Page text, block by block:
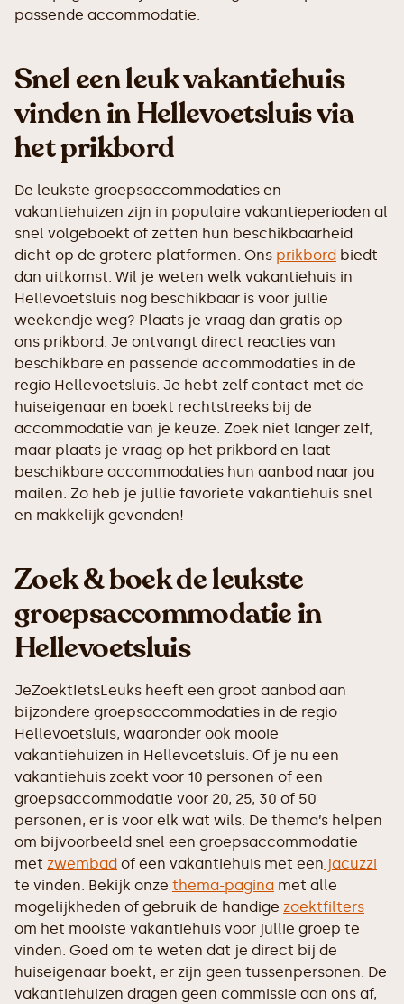
passende accommodatie.
Snel een leuk vakantiehuis
vinden in Hellevoetsluis via
het prikbord
De leukste groepsaccommodaties en
vakantiehuizen zijn in populaire vakantieperioden al
snel volgeboekt of zetten hun beschikbaarheid
dicht op de grotere platformen. Ons prikbord biedt
dan uitkomst. Wil je weten welk vakantiehuis in
Hellevoetsluis nog beschikbaar is voor jullie
weekendje weg? Plaats je vraag dan gratis op
ons prikbord. Je ontvangt direct reacties van
beschikbare en passende accommodaties in de
regio Hellevoetsluis. Je hebt zelf contact met de
huiseigenaar en boekt rechtstreeks bij de
accommodatie van je keuze. Zoek niet langer zelf,
maar plaats je vraag op het prikbord en laat
beschikbare accommodaties hun aanbod naar jou
mailen. Zo heb je jullie favoriete vakantiehuis snel
en makkelijk gevonden!
Zoek & boek de leukste
groepsaccommodatie in
Hellevoetsluis
JeZoektIetsLeuks heeft een groot aanbod aan
bijzondere groepsaccommodaties in de regio
Hellevoetsluis, waaronder ook mooie
vakantiehuizen in Hellevoetsluis. Of je nu een
vakantiehuis zoekt voor 10 personen of een
groepsaccommodatie voor 20, 25, 30 of 50
personen, er is voor elk wat wils. De thema’s helpen
om bijvoorbeeld snel een groepsaccommodatie
met zwembad of een vakantiehuis met een jacuzzi
te vinden. Bekijk onze thema-pagina met alle
mogelijkheden of gebruik de handige zoektfilters
om het mooiste vakantiehuis voor jullie groep te
vinden. Goed om te weten dat je direct bij de
huiseigenaar boekt, er zijn geen tussenpersonen. De
vakantiehuizen dragen geen commissie aan ons af,